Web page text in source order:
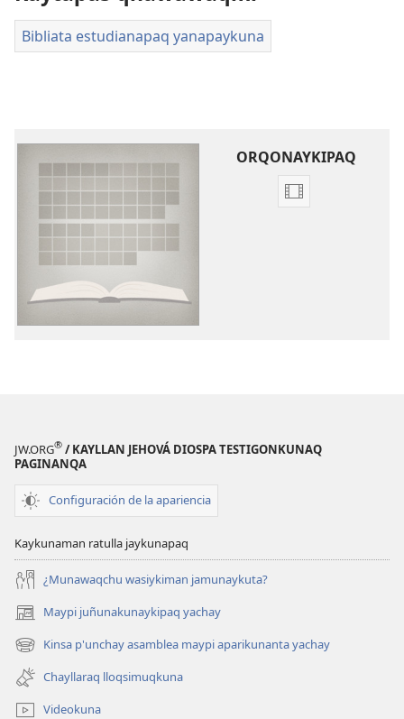
Bibliata estudianapaq yanapaykuna
ORQONAYKIPAQ
Videopi
JW.ORG® / KAYLLAN JEHOVÁ DIOSPA TESTIGONKUNAQ
PAGINANQA
Configuración de la apariencia
Kaykunaman ratulla jaykunapaq
¿Munawaqchu wasiykiman jamunaykuta?
Maypi juñunakunaykipaq yachay
(abre
una
nueva
ventana)
Kinsa p'unchay asamblea maypi aparikunanta yachay
(abre
una
nueva
ventana)
Chayllaraq lloqsimuqkuna
Videokuna